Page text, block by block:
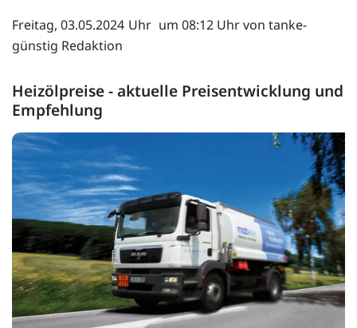
Freitag, 03.05.2024
um 08:12 Uhr von tanke-
günstig Redaktion
Heizölpreise - aktuelle Preisentwicklung und
Empfehlung